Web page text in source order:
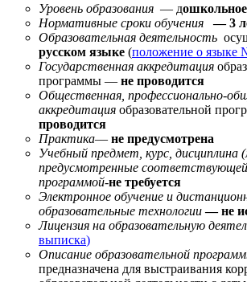
Уровень образования — д
Нормативные сроки обучения
— 3
Образовательная деятельность
русском языке (положение о языке
Государственная аккредитация
программы — не проводится
Общественная, профессионально-
аккредитация образовательной
проводится
Практика— не предусмотрена
Учебный предмет, курс, дисциплина
предусмотренные соответствующей
программой-не требуется
Электронное обучение и
образовательные технологии— не
Лицензия на образовательную
выписка)
Описание образовательной
предназначена для выстраивания